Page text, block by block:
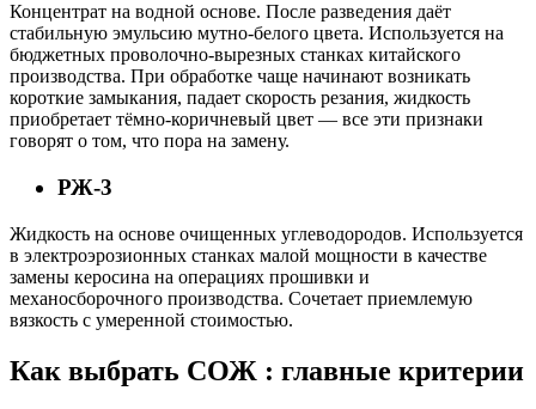
Концентрат на водной основе. После разведения даёт
стабильную эмульсию мутно-белого цвета. Используется на
бюджетных проволочно-вырезных станках китайского
производства. При обработке чаще начинают возникать
короткие замыкания, падает скорость резания, жидкость
приобретает тёмно-коричневый цвет — все эти признаки
говорят о том, что пора на замену.
РЖ-3
Жидкость на основе очищенных углеводородов. Используется
в электроэрозионных станках малой мощности в качестве
замены керосина на операциях прошивки и
механосборочного производства. Сочетает приемлемую
вязкость с умеренной стоимостью.
Как выбрать СОЖ : главные критерии